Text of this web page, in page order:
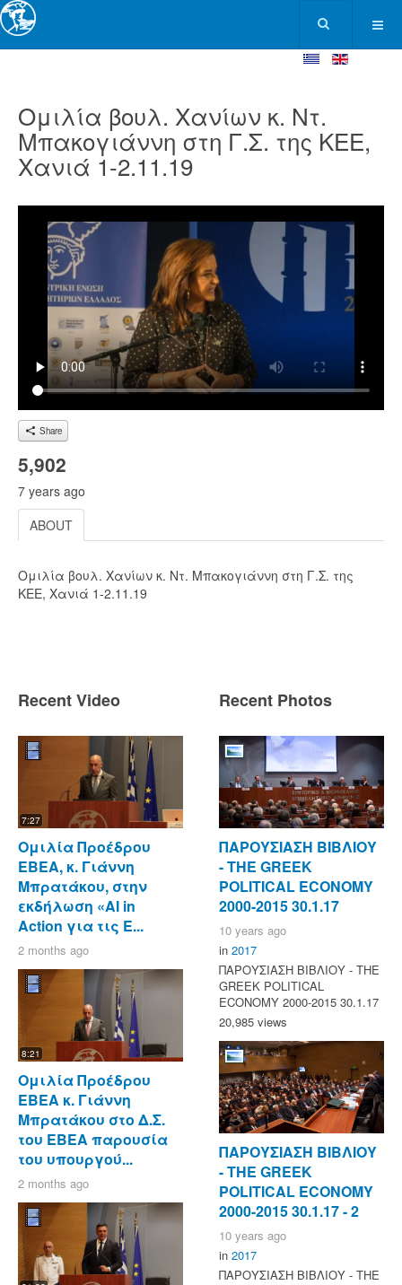
Ομιλία βουλ. Χανίων κ. Ντ.
Μπακογιάννη στη Γ.Σ. της ΚΕΕ,
Χανιά 1-2.11.19
Share
5,902
7 years ago
ABOUT
Ομιλία βουλ. Χανίων κ. Ντ. Μπακογιάννη στη Γ.Σ. της
ΚΕΕ, Χανιά 1-2.11.19
Recent Video
7:27
Ομιλία Προέδρου
ΕΒΕΑ, κ. Γιάννη
Μπρατάκου, στην
εκδήλωση «AI in
Action για τις Ε...
2 months ago
8:21
Ομιλία Προέδρου
ΕΒΕΑ κ. Γιάννη
Μπρατάκου στο Δ.Σ.
του ΕΒΕΑ παρουσία
του υπουργού...
2 months ago
Recent Photos
ΠΑΡΟΥΣΙΑΣΗ ΒΙΒΛΙΟΥ
- ΤΗΕ GREEK
POLITICAL ECONOMY
2000-2015 30.1.17
10 years ago
in 2017
ΠΑΡΟΥΣΙΑΣΗ ΒΙΒΛΙΟΥ - ΤΗΕ
GREEK POLITICAL
ECONOMY 2000-2015 30.1.17
20,985 views
ΠΑΡΟΥΣΙΑΣΗ ΒΙΒΛΙΟΥ
- ΤΗΕ GREEK
POLITICAL ECONOMY
2000-2015 30.1.17 - 2
10 years ago
in 2017
ΠΑΡΟΥΣΙΑΣΗ ΒΙΒΛΙΟΥ - ΤΗΕ